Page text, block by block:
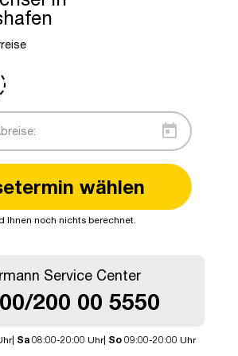
today
wählen
Ihnen noch nichts berechnet.
Service Center
200 00 5550
Sa 08:00-20:00 Uhr| So 09:00-20:00 Uhr